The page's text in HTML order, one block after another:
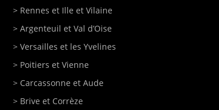
> Rennes et Ille et Vilaine
> Argenteuil et Val d’Oise
> Versailles et les Yvelines
> Poitiers et Vienne
> Carcassonne et Aude
> Brive et Corrèze